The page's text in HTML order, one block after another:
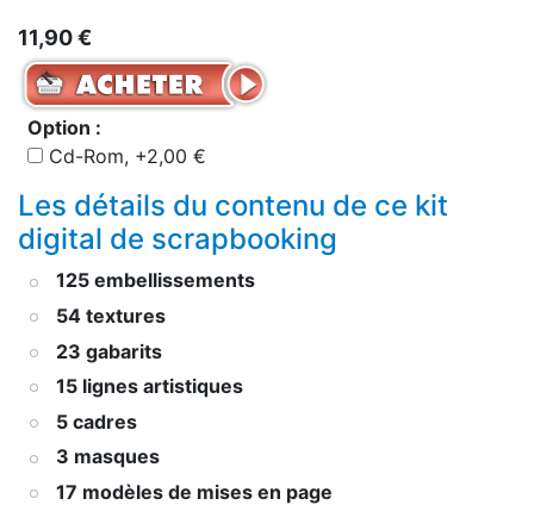
11,90 €
Option :
Cd-Rom, +2,00 €
Les détails du contenu de ce kit
digital de scrapbooking
125 embellissements
54 textures
23 gabarits
15 lignes artistiques
5 cadres
3 masques
17 modèles de mises en page